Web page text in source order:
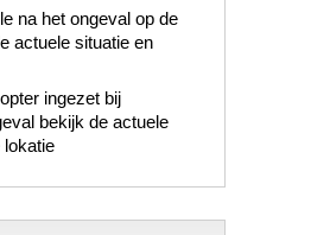
na het ongeval op de
actuele situatie en
ingezet bij
bekijk de actuele
lokatie